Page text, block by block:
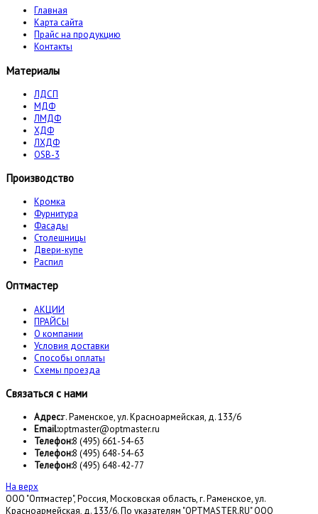
Главная
Карта сайта
Прайс на продукцию
Контакты
Материалы
ЛДСП
МДФ
ЛМДФ
ХДФ
ЛХДФ
OSB-3
Производство
Кромка
Фурнитура
Фасады
Столешницы
Двери-купе
Распил
Оптмастер
АКЦИИ
ПРАЙСЫ
О компании
Условия доставки
Способы оплаты
Схемы проезда
Связаться с нами
Адрес:г. Раменское, ул. Красноармейская, д. 133/6
Email:optmaster@optmaster.ru
Телефон:8 (495) 661-54-63
Телефон:8 (495) 648-54-63
Телефон:8 (495) 648-42-77
На верх
ООО "Оптмастер", Россия, Московская область, г. Раменское, ул.
Красноармейская, д. 133/6. По указателям "OPTMASTER.RU" ООО